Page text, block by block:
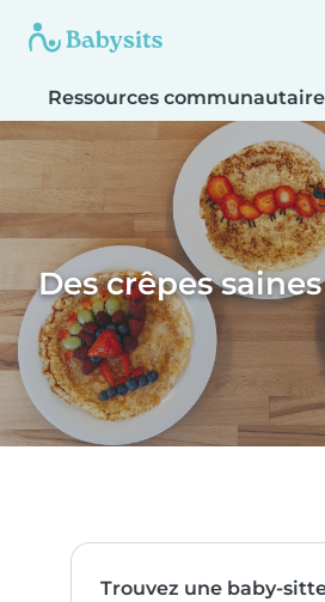
Ressources
Des crêpes
Trouvez une baby-